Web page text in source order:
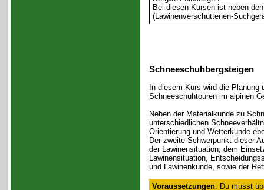
Bei diesen Kursen ist neben
(Lawinenverschüttenen-
Schneeschuhbergsteigen
In diesem Kurs wird die
Schneeschuhtouren im alpinen
Neben der Materialkunde zu
unterschiedlichen
Orientierung und Wetterkunde
Der zweite Schwerpunkt dieser
der Lawinensituation, dem
Lawinensituation,
und Lawinenkunde, sowie der
Voraussetzungen: Du musst